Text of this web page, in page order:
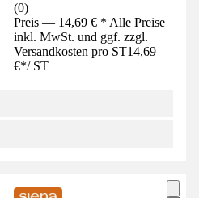
(0)
Preis — 14,69 € * Alle Preise
inkl. MwSt. und ggf. zzgl.
Versandkosten pro ST14,69
€*/ ST